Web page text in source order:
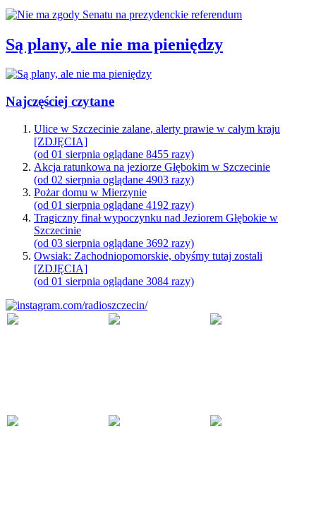
Są plany, ale nie ma pieniędzy
Najczęściej czytane
Ulice w Szczecinie zalane, alerty prawie w całym kraju
[ZDJĘCIA]
(od 01 sierpnia oglądane 8455 razy)
Akcja ratunkowa na jeziorze Głębokim w Szczecinie
(od 02 sierpnia oglądane 4903 razy)
Pożar domu w Mierzynie
(od 01 sierpnia oglądane 4192 razy)
Tragiczny finał wypoczynku nad Jeziorem Głębokie w
Szczecinie
(od 03 sierpnia oglądane 3692 razy)
Owsiak: Zachodniopomorskie, obyśmy tutaj zostali
[ZDJĘCIA]
(od 01 sierpnia oglądane 3084 razy)